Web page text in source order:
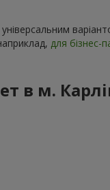
для бізнес-
в м.